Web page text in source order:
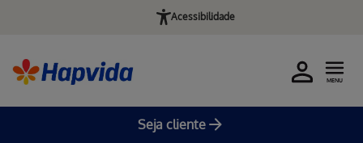
Acessibilidade
Seja cliente
MENU